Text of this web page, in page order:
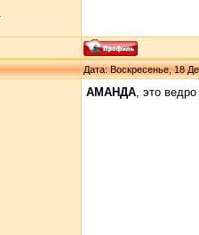
Дата: Воскресенье, 18
АМАНДА , это